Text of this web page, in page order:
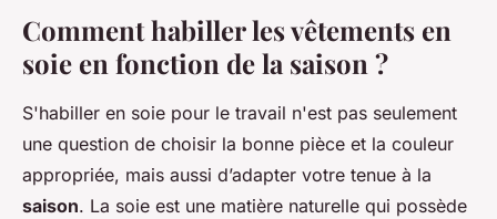
Comment habiller les vêtements en
soie en fonction de la saison ?
S'habiller en soie pour le travail n'est pas seulement
une question de choisir la bonne pièce et la couleur
appropriée, mais aussi d’adapter votre tenue à la
saison. La soie est une matière naturelle qui possède